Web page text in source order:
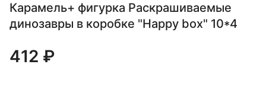
Карамель+ фигурка Раскрашиваемые
динозавры в коробке "Happy box" 10*4
412 ₽